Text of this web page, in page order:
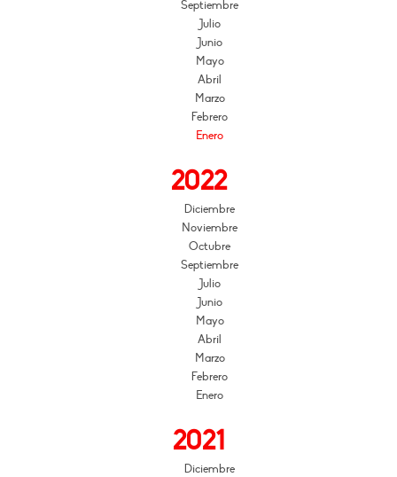
Septiembre
Julio
Junio
Mayo
Abril
Marzo
Febrero
Enero
2022
Diciembre
Noviembre
Octubre
Septiembre
Julio
Junio
Mayo
Abril
Marzo
Febrero
Enero
2021
Diciembre